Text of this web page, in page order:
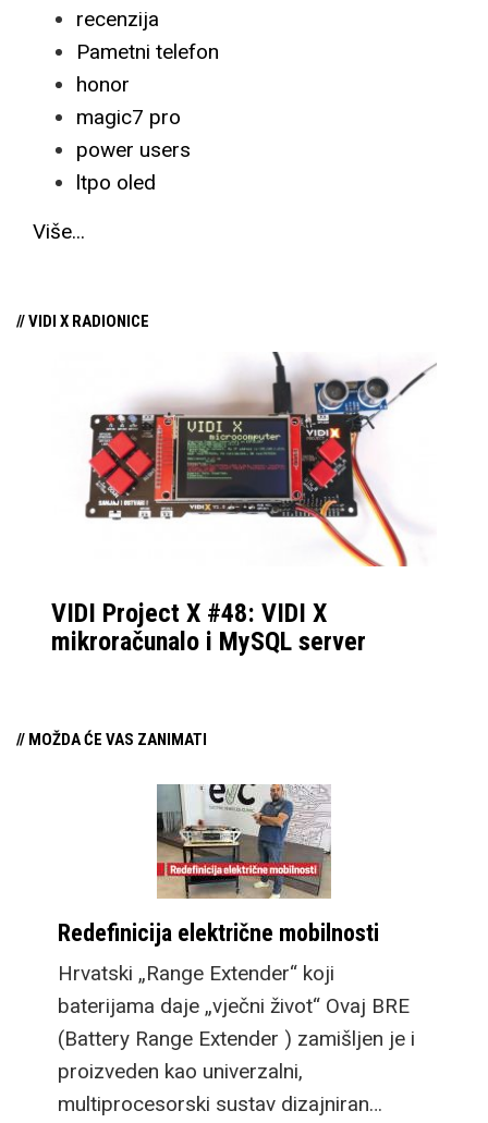
recenzija
Pametni telefon
honor
magic7 pro
power users
ltpo oled
Više...
// VIDI X RADIONICE
VIDI Project X #48: VIDI X
mikroračunalo i MySQL server
// MOŽDA ĆE VAS ZANIMATI
Redefinicija električne mobilnosti
Hrvatski „Range Extender“ koji
baterijama daje „vječni život“ Ovaj BRE
(Battery Range Extender ) zamišljen je i
proizveden kao univerzalni,
multiprocesorski sustav dizajniran…